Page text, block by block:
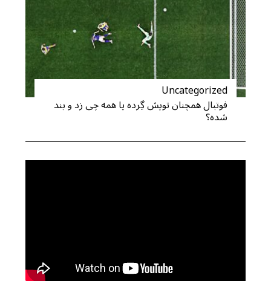
Uncategorized
فوتبال همچنان توپش گِرده یا همه چی زد و بند
شده؟